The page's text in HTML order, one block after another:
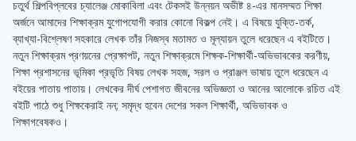
চতুর্থ শিল্পবিপ্লবের চ্যালেঞ্জ মোকাবিলা এবং টেকসই উন্নয়ন অভীষ্ট ৪-এর মানসম্মত শিক্ষা
অর্জনে আমাদের শিক্ষাক্রম যুগোপযোগী করার কোনো বিকল্প নেই। এ বিষয়ে যুক্তি-তর্ক,
ব্যাখ্যা-বিশ্লেষণ সহকারে লেখক তাঁর নিজস্ব মতামত ও মূল্যায়ন তুলে ধরেছেন এ বইটিতে।
নতুন শিক্ষাক্রম প্রণয়নের প্রেক্ষাপট, নতুন শিক্ষাক্রমে শিক্ষক-শিক্ষার্থী-অভিভাবকের করণীয়,
শিক্ষা প্রশাসনের ভূমিকা প্রভৃতি বিষয় লেখক সহজ, সরল ও প্রাঞ্জল ভাষায় তুলে ধরেছেন এ
বইয়ের পাতায় পাতায়। লেখকের দীর্ঘ পেশাগত জীবনের অভিজ্ঞতা ও আনের আলোকে রচিত এই
বইটি পাঠে শুধু শিক্ষকেরাই নন; সমৃদ্ধ হবেন দেশের সকল শিক্ষার্থী, অভিভাবক ও
শিক্ষাগবেষকও।